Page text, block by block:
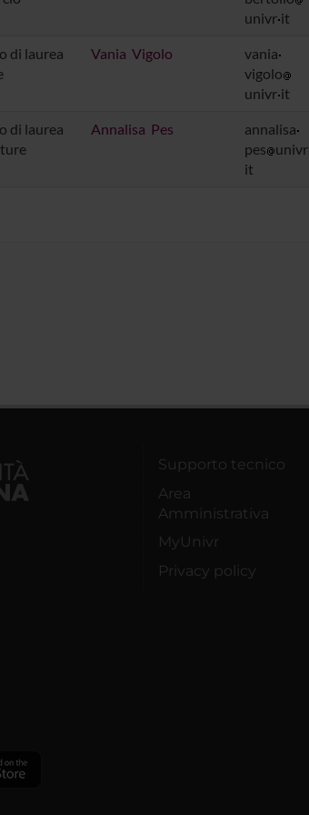
univr it
di laurea
Vania Vigolo
vania
vigolo
univr it
di laurea
Annalisa Pes
annalisa
pes
univr
it
Supporto tecnico
Area
Amministrativa
MyUnivr
Privacy policy